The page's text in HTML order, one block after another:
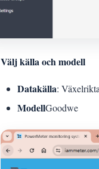
Välj källa och modell
Datakälla:
ModellGoodwe